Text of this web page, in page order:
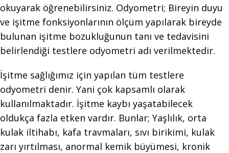
okuyarak öğrenebilirsiniz. Odyometri; Bireyin duyu
ve işitme fonksiyonlarının ölçüm yapılarak bireyde
bulunan işitme bozukluğunun tanı ve tedavisini
belirlendiği testlere odyometri adı verilmektedir.
İşitme sağlığımız için yapılan tüm testlere
odyometri denir. Yani çok kapsamlı olarak
kullanılmaktadır. İşitme kaybı yaşatabilecek
oldukça fazla etken vardır. Bunlar; Yaşlılık, orta
kulak iltihabı, kafa travmaları, sıvı birikimi, kulak
zarı yırtılması, anormal kemik büyümesi, kronik